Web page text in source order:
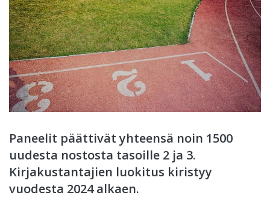
Paneelit päättivät yhteensä noin 1500
uudesta nostosta tasoille 2 ja 3.
Kirjakustantajien luokitus kiristyy
vuodesta 2024 alkaen.